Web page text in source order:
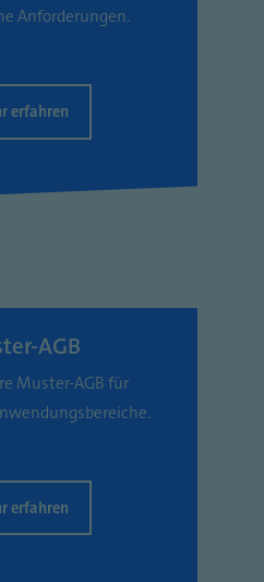
Anforderungen.
erfahren
AGB
Muster-AGB für
erfahren